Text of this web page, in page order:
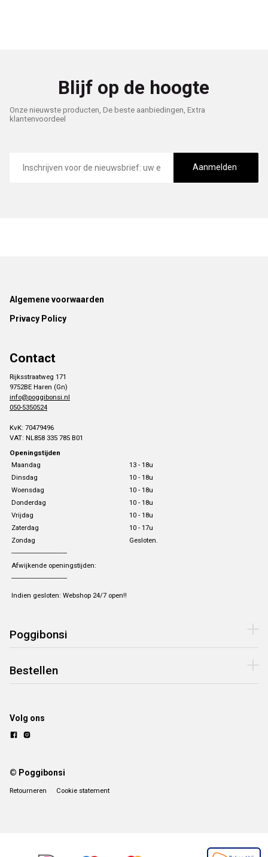
Blijf op de hoogte
Onze nieuwste producten, De beste aanbiedingen, Extra
klantenvoordeel
mailadres
Aanmelden
Footer
Algemene voorwaarden
Privacy Policy
Contact
Rijksstraatweg 171
9752BE Haren (Gn)
info@poggibonsi.nl
050-5350524
KvK: 70479496
VAT: NL858 335 785 B01
Openingstijden
Maandag
13 - 18u
Dinsdag
10 - 18u
Woensdag
10 - 18u
Donderdag
10 - 18u
Vrijdag
10 - 18u
Zaterdag
10 - 17u
Zondag
Gesloten.
-------------------------------
Afwijkende openingstijden:
-------------------------------
Indien gesloten: Webshop 24/7 open!!
Poggibonsi
Bestellen
Volg ons
© Poggibonsi
Retourneren Cookie statement